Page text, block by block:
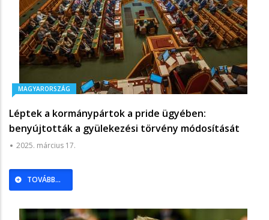
MAGYARORSZÁG
Léptek a kormánypártok a pride ügyében:
benyújtották a gyülekezési törvény módosítását
2025. március 17.
TOVÁBB...